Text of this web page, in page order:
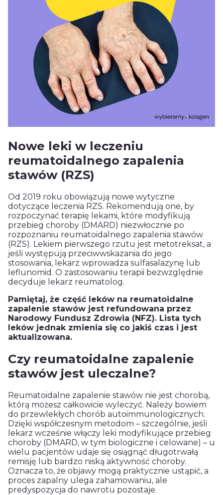
Nowe leki w leczeniu
reumatoidalnego zapalenia
stawów (RZS)
Od 2019 roku obowiązują nowe wytyczne
dotyczące leczenia RZS. Rekomendują one, by
rozpoczynać terapię lekami, które modyfikują
przebieg choroby (DMARD) niezwłocznie po
rozpoznaniu reumatoidalnego zapalenia stawów
(RZS). Lekiem pierwszego rzutu jest metotreksat, a
jeśli występują przeciwwskazania do jego
stosowania, lekarz wprowadza sulfasalazynę lub
leflunomid. O zastosowaniu terapii bezwzględnie
decyduje lekarz reumatolog.
Pamiętaj, że część leków na reumatoidalne
zapalenie stawów jest refundowana przez
Narodowy Fundusz Zdrowia (NFZ). Lista tych
leków jednak zmienia się co jakiś czas i jest
aktualizowana.
Czy reumatoidalne zapalenie
stawów jest uleczalne?
Reumatoidalne zapalenie stawów nie jest chorobą,
którą możesz całkowicie wyleczyć. Należy bowiem
do przewlekłych chorób autoimmunologicznych.
Dzięki współczesnym metodom – szczególnie, jeśli
lekarz wcześnie włączy leki modyfikujące przebieg
choroby (DMARD, w tym biologiczne i celowane) – u
wielu pacjentów udaje się osiągnąć długotrwałą
remisję lub bardzo niską aktywność choroby.
Oznacza to, że objawy mogą praktycznie ustąpić, a
proces zapalny ulega zahamowaniu, ale
predyspozycja do nawrotu pozostaje.